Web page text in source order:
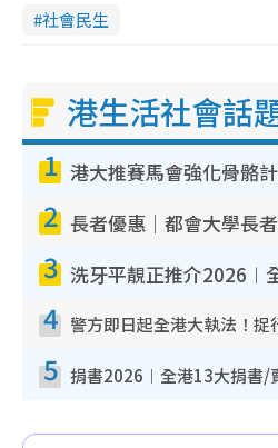
社會民生
港生活社會話
1
2
3
4
5